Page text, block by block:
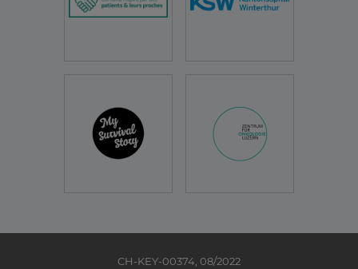
CH-KEY-00374, 08/2022